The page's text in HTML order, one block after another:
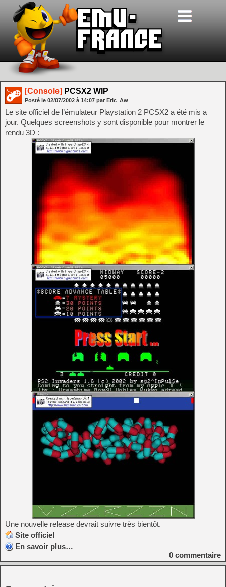
[Console] PCSX2 WIP
Posté le 02/07/2002 à 14:07 par Eric_Aw
Le site officiel de l’émulateur Playstation 2 PCSX2 a été mis a
jour. Quelques screenshots y sont disponible pour montrer le
rendu 3D :
Une nouvelle release devrait suivre très bientôt.
Site officiel
En savoir plus…
0 commentaire